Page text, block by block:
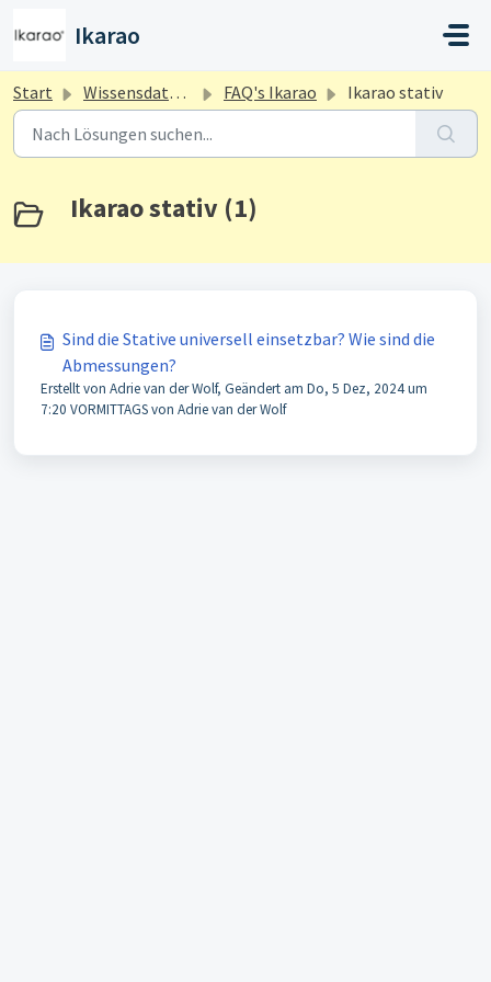
Ikarao
Start Wissensdatenbank FAQ's Ikarao Ikarao stativ
Ikarao stativ (1)
Sind die Stative universell einsetzbar? Wie sind die
Abmessungen?
Erstellt von Adrie van der Wolf, Geändert am Do, 5 Dez, 2024 um
7:20 VORMITTAGS von Adrie van der Wolf